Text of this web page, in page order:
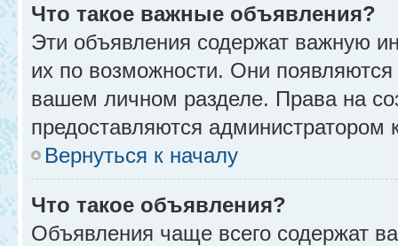
Что такое важные объявления?
Эти объявления содержат важную
их по возможности. Они
вашем личном разделе. Права на
предоставляются администратором
Вернуться к началу
Что такое объявления?
Объявления чаще всего содержат